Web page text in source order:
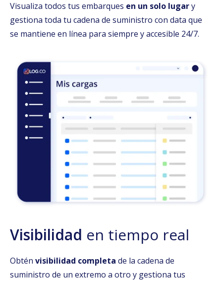
Visualiza todos tus embarques en un solo lugary
gestiona toda tu cadena de suministro con data que
se mantiene en línea para siempre y accesible 24/7.
Visibilidad en tiempo real
Obtén visibilidad completa de la cadena de
suministro de un extremo a otro y gestiona tus